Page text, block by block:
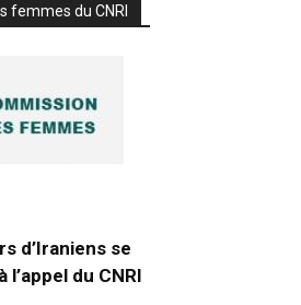
femmes du CNRI
d’Iraniens se
du CNRI